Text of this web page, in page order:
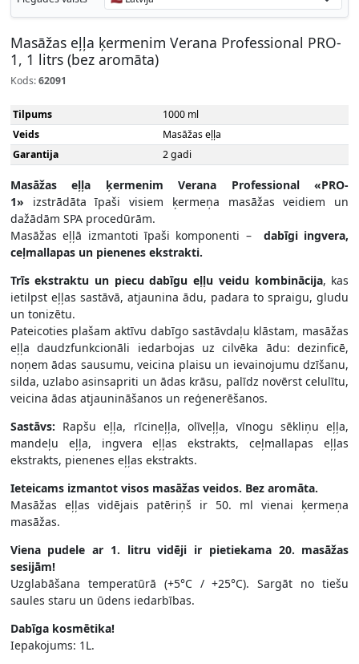
Masāžas eļļa ķermenim Verana Professional PRO-
1, 1 litrs (bez aromāta)
Kods:62091
Tilpums
1000 ml
Veids
Masāžas eļļa
Garantija
2 gadi
Masāžas eļļa ķermenim Verana Professional «PRO-
1» izstrādāta īpaši visiem ķermeņa masāžas veidiem un
dažādām SPA procedūrām.
Masāžas eļļā izmantoti īpaši komponenti – dabīgi ingvera,
ceļmallapas un pienenes ekstrakti.
Trīs ekstraktu un piecu dabīgu eļļu veidu kombinācija, kas
ietilpst eļļas sastāvā, atjaunina ādu, padara to spraigu, gludu
un tonizētu.
Pateicoties plašam aktīvu dabīgo sastāvdaļu klāstam, masāžas
eļļa daudzfunkcionāli iedarbojas uz cilvēka ādu: dezinficē,
noņem ādas sausumu, veicina plaisu un ievainojumu dzīšanu,
silda, uzlabo asinsapriti un ādas krāsu, palīdz novērst celulītu,
veicina ādas atjaunināšanos un reģenerēšanos.
Sastāvs: Rapšu eļļa, rīcineļļa, olīveļļa, vīnogu sēkliņu eļļa,
mandeļu eļļa, ingvera eļļas ekstrakts, ceļmallapas eļļas
ekstrakts, pienenes eļļas ekstrakts.
Ieteicams izmantot visos masāžas veidos. Bez aromāta.
Masāžas eļļas vidējais patēriņš ir 50. ml vienai ķermeņa
masāžas.
Viena pudele ar 1. litru vidēji ir pietiekama 20. masāžas
sesijām!
Uzglabāšana temperatūrā (+5°C / +25°C). Sargāt no tiešu
saules staru un ūdens iedarbības.
Dabīga kosmētika!
Iepakojums: 1L.